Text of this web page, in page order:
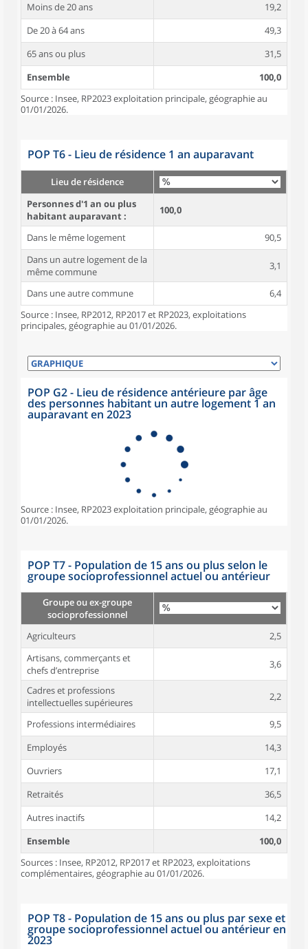
Moins de 20 ans
19,2
De 20 à 64 ans
49,3
65 ans ou plus
31,5
Ensemble
100,0
Source : Insee, RP2023 exploitation principale, géographie au
01/01/2026.
POP T6 - Lieu de résidence 1 an auparavant
Lieu de résidence
Personnes d'1 an ou plus
habitant auparavant :
100,0
Dans le même logement
90,5
Dans un autre logement de la
même commune
3,1
Dans une autre commune
6,4
Source : Insee, RP2012, RP2017 et RP2023, exploitations
principales, géographie au 01/01/2026.
POP G2 - Lieu de résidence antérieure par âge
des personnes habitant un autre logement 1 an
auparavant en 2023
Source : Insee, RP2023 exploitation principale, géographie au
01/01/2026.
POP T7 - Population de 15 ans ou plus selon le
groupe socioprofessionnel actuel ou antérieur
Groupe ou ex-groupe
socioprofessionnel
Agriculteurs
2,5
Artisans, commerçants et
chefs d’entreprise
3,6
Cadres et professions
intellectuelles supérieures
2,2
Professions intermédiaires
9,5
Employés
14,3
Ouvriers
17,1
Retraités
36,5
Autres inactifs
14,2
Ensemble
100,0
Sources : Insee, RP2012, RP2017 et RP2023, exploitations
complémentaires, géographie au 01/01/2026.
POP T8 - Population de 15 ans ou plus par sexe et
groupe socioprofessionnel actuel ou antérieur en
2023